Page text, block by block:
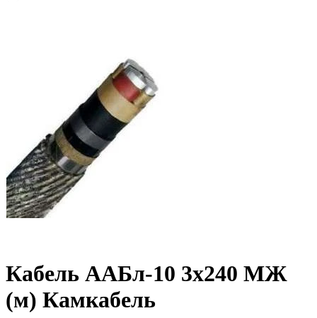
Кабель ААБл-10 3х240 МЖ
(м) Камкабель